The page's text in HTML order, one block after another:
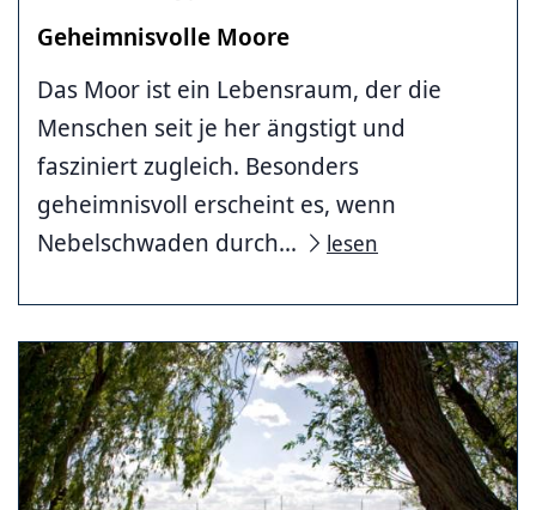
Geheimnisvolle Moore
Das Moor ist ein Lebensraum, der die
Menschen seit je her ängstigt und
fasziniert zugleich. Besonders
geheimnisvoll erscheint es, wenn
Nebelschwaden durch...
lesen